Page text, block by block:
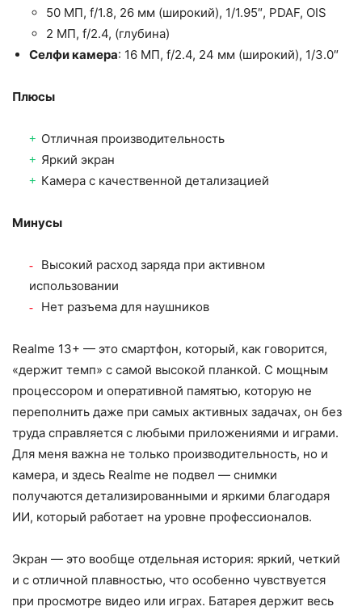
50 МП, f/1.8, 26 мм (широкий), 1/1.95″, PDAF, OIS
2 МП, f/2.4, (глубина)
Селфи камера: 16 МП, f/2.4, 24 мм (широкий), 1/3.0″
Плюсы
Отличная производительность
Яркий экран
Камера с качественной детализацией
Минусы
Высокий расход заряда при активном
использовании
Нет разъема для наушников
Realme 13+ — это смартфон, который, как говорится,
«держит темп» с самой высокой планкой. С мощным
процессором и оперативной памятью, которую не
переполнить даже при самых активных задачах, он без
труда справляется с любыми приложениями и играми.
Для меня важна не только производительность, но и
камера, и здесь Realme не подвел — снимки
получаются детализированными и яркими благодаря
ИИ, который работает на уровне профессионалов.
Экран — это вообще отдельная история: яркий, четкий
и с отличной плавностью, что особенно чувствуется
при просмотре видео или играх. Батарея держит весь